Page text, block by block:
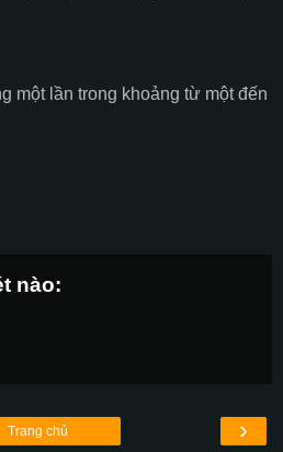
một lần trong khoảng từ một đến
nào:
›
Trang chủ